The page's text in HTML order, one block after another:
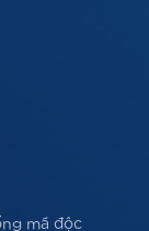
mã độc